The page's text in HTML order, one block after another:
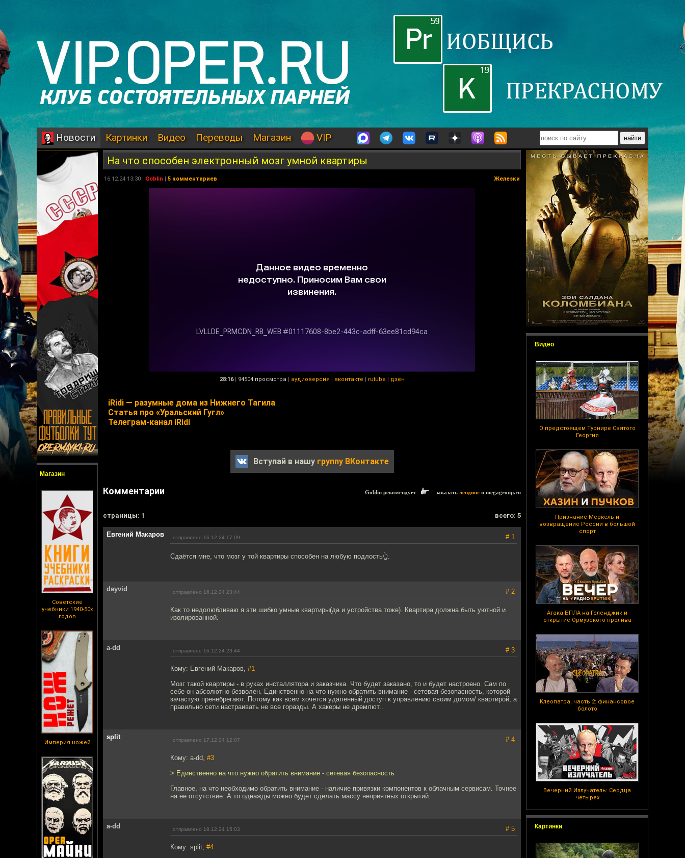
Новости Картинки Видео Переводы Магазин VIP
Магазин
Советские
учебники 1940-50х
годов
Империя ножей
Видео
О предстоящем Турнире Святого
Георгия
Признание Меркель и
возвращение России в большой
спорт
Атака БПЛА на Геленджик и
открытие Ормузского пролива
Клеопатра, часть 2: финансовое
болото
Вечерний Излучатель: Сердца
четырех
Картинки
На что способен электронный мозг умной квартиры
16.12.24 13:30 | Goblin | 5 комментариев Железки
28:16 | 94504 просмотра | аудиоверсия | вконтакте | rutube | дзен
iRidi — разумные дома из Нижнего Тагила
Статья про «Уральский Гугл»
Телеграм-канал iRidi
Вступай в нашу группу ВКонтакте
Комментарии Goblin рекомендует заказать лендинг в megagroup.ru
cтраницы: 1 всего: 5
Евгений Макаров отправлено 16.12.24 17:09 # 1
Сдаётся мне, что мозг у той квартиры способен на любую подлость👆.
dayvid отправлено 16.12.24 23:44 # 2
Как то недолюбливаю я эти шибко умные квартиры(да и устройства тоже). Квартира должна быть уютной и
изолированной.
a-dd отправлено 16.12.24 23:44 # 3
Кому: Евгений Макаров, #1
Мозг такой квартиры - в руках инсталлятора и заказчика. Что будет заказано, то и будет настроено. Сам по
себе он абсолютно безволен. Единственно на что нужно обратить внимание - сетевая безопасность, которой
зачастую пренебрегают. Потому как всем хочется удаленный доступ к управлению своим домом/ квартирой, а
правильно сети настраивать не все горазды. А хакеры не дремлют..
split отправлено 17.12.24 12:07 # 4
Кому: a-dd, #3
> Единственно на что нужно обратить внимание - сетевая безопасность
Главное, на что необходимо обратить внимание - наличие привязки компонентов к облачным сервисам. Точнее
на ее отсутствие. А то однажды можно будет сделать массу неприятных открытий.
a-dd отправлено 18.12.24 15:03 # 5
Кому: split, #4